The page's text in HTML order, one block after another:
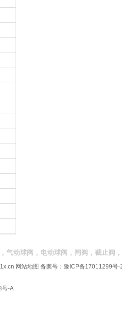
气动球阀，电动球阀，闸阀，截止阀
网站地图 备案号： 豫ICP备17011299号-
号-A